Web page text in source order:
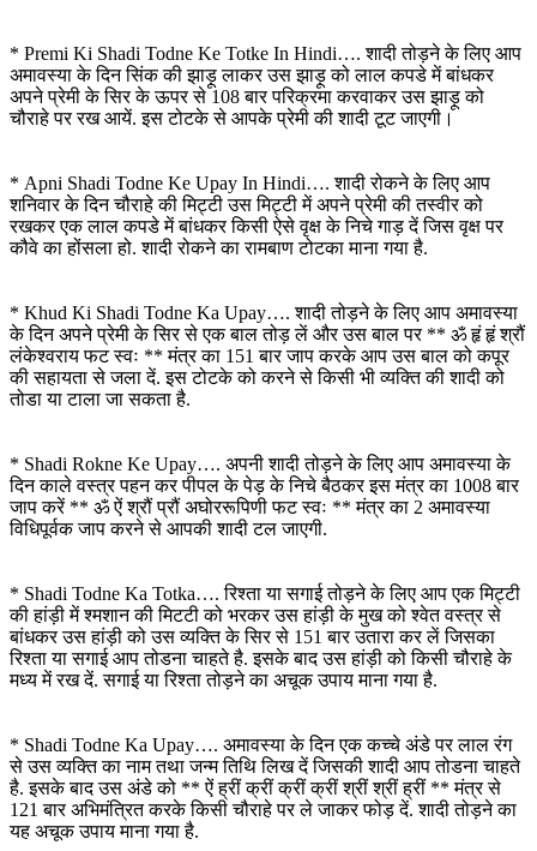
* Premi Ki Shadi Todne Ke Totke In Hindi…. शादी तोड़ने के लिए आप
अमावस्या के दिन सिंक की झाड़ू लाकर उस झाड़ू को लाल कपडे में बांधकर
अपने प्रेमी के सिर के ऊपर से 108 बार परिक्रमा करवाकर उस झाड़ू को
चौराहे पर रख आयें. इस टोटके से आपके प्रेमी की शादी टूट जाएगी।
* Apni Shadi Todne Ke Upay In Hindi…. शादी रोकने के लिए आप
शनिवार के दिन चौराहे की मिट्टी उस मिट्टी में अपने प्रेमी की तस्वीर को
रखकर एक लाल कपडे में बांधकर किसी ऐसे वृक्ष के निचे गाड़ दें जिस वृक्ष पर
कौवे का होंसला हो. शादी रोकने का रामबाण टोटका माना गया है.
* Khud Ki Shadi Todne Ka Upay…. शादी तोड़ने के लिए आप अमावस्या
के दिन अपने प्रेमी के सिर से एक बाल तोड़ लें और उस बाल पर ** ॐ हृं हृं श्रौं
लंकेश्वराय फट स्वः ** मंत्र का 151 बार जाप करके आप उस बाल को कपूर
की सहायता से जला दें. इस टोटके को करने से किसी भी व्यक्ति की शादी को
तोडा या टाला जा सकता है.
* Shadi Rokne Ke Upay…. अपनी शादी तोड़ने के लिए आप अमावस्या के
दिन काले वस्त्र पहन कर पीपल के पेड़ के निचे बैठकर इस मंत्र का 1008 बार
जाप करें ** ॐ ऐं श्रौं प्रौं अघोररूपिणी फट स्वः ** मंत्र का 2 अमावस्या
विधिपूर्वक जाप करने से आपकी शादी टल जाएगी.
* Shadi Todne Ka Totka…. रिश्ता या सगाई तोड़ने के लिए आप एक मिट्टी
की हांड़ी में श्मशान की मिटटी को भरकर उस हांड़ी के मुख को श्वेत वस्त्र से
बांधकर उस हांड़ी को उस व्यक्ति के सिर से 151 बार उतारा कर लें जिसका
रिश्ता या सगाई आप तोडना चाहते है. इसके बाद उस हांड़ी को किसी चौराहे के
मध्य में रख दें. सगाई या रिश्ता तोड़ने का अचूक उपाय माना गया है.
* Shadi Todne Ka Upay…. अमावस्या के दिन एक कच्चे अंडे पर लाल रंग
से उस व्यक्ति का नाम तथा जन्म तिथि लिख दें जिसकी शादी आप तोडना चाहते
है. इसके बाद उस अंडे को ** ऐं ह्रीं क्रीं क्रीं क्रीं श्रीं श्रीं ह्रीं ** मंत्र से
121 बार अभिमंत्रित करके किसी चौराहे पर ले जाकर फोड़ दें. शादी तोड़ने का
यह अचूक उपाय माना गया है.